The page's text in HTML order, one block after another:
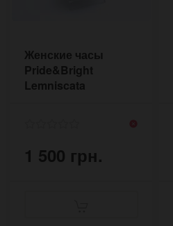
Женские часы
Pride&Bright
Lemniscata
1 500 грн.